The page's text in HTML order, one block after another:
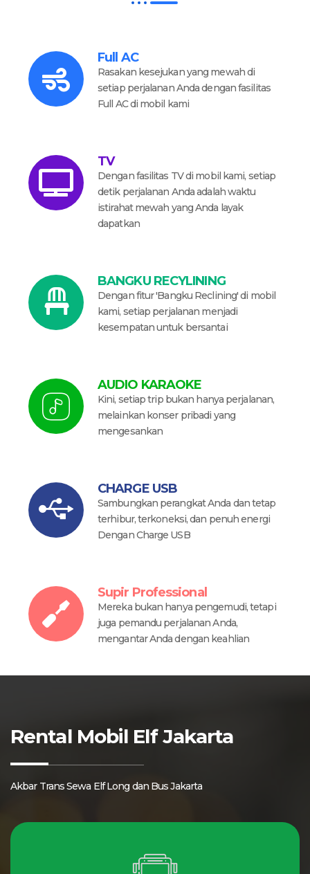
Full AC
Rasakan kesejukan yang mewah di
setiap perjalanan Anda dengan fasilitas
Full AC di mobil kami
TV
Dengan fasilitas TV di mobil kami, setiap
detik perjalanan Anda adalah waktu
istirahat mewah yang Anda layak
dapatkan
BANGKU RECYLINING
Dengan fitur 'Bangku Reclining' di mobil
kami, setiap perjalanan menjadi
kesempatan untuk bersantai
AUDIO KARAOKE
Kini, setiap trip bukan hanya perjalanan,
melainkan konser pribadi yang
mengesankan
CHARGE USB
Sambungkan perangkat Anda dan tetap
terhibur, terkoneksi, dan penuh energi
Dengan Charge USB
Supir Professional
Mereka bukan hanya pengemudi, tetapi
juga pemandu perjalanan Anda,
mengantar Anda dengan keahlian
Rental Mobil Elf Jakarta
Akbar Trans Sewa Elf Long dan Bus Jakarta